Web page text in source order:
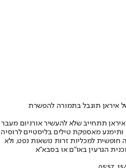
איראן תוגבל בתמורה להפשרת
תתחייב שלא להעשיר אורניום מעבר
הייצור הנוכחית של 60%, ותימנע מאספקת טילים בליסטיים לרוסיה
למכליות זרות נושאות נפט, ולא
הגרעין באו"ם או בסבא"א